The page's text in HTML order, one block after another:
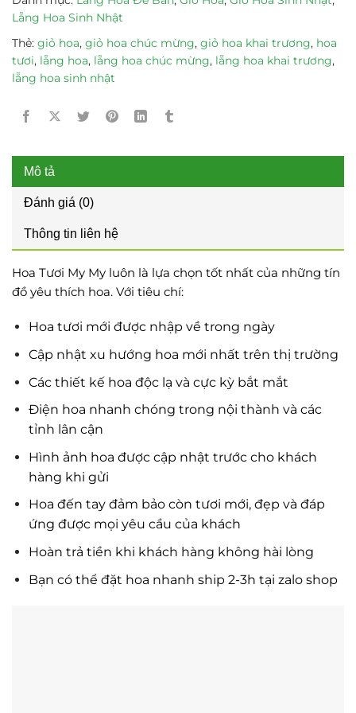
Lẵng Hoa Sinh Nhật
Thẻ: giỏ hoa, giỏ hoa chúc mừng, giỏ hoa khai trương, hoa
tươi, lẵng hoa, lẵng hoa chúc mừng, lẵng hoa khai trương,
lẵng hoa sinh nhật
Mô tả
Đánh giá (0)
Thông tin liên hệ
Hoa Tươi My My luôn là lựa chọn tốt nhất của những tín
đồ yêu thích hoa. Với tiêu chí:
Hoa tươi mới được nhập về trong ngày
Cập nhật xu hướng hoa mới nhất trên thị trường
Các thiết kế hoa độc lạ và cực kỳ bắt mắt
Điện hoa nhanh chóng trong nội thành và các
tỉnh lân cận
Hình ảnh hoa được cập nhật trước cho khách
hàng khi gửi
Hoa đến tay đảm bảo còn tươi mới, đẹp và đáp
ứng được mọi yêu cầu của khách
Hoàn trả tiền khi khách hàng không hài lòng
Bạn có thể đặt hoa nhanh ship 2-3h tại zalo shop